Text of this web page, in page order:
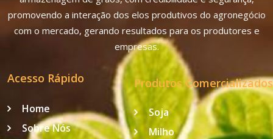
promovendo a interação dos elos produtivos do agronegócio
com o mercado, gerando resultados para os produtores e
empresas.
Acesso Rápido
Home
Sobre Nós
Produtos Comercializados
Soja
Milho